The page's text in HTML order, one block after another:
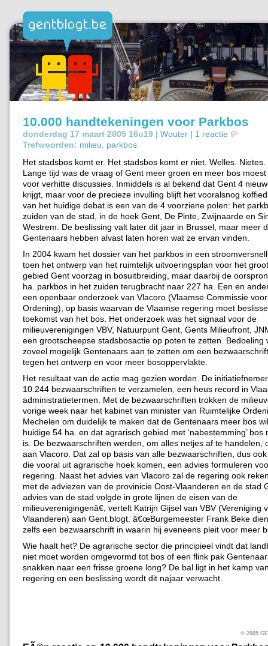
10.000 handtekeningen voor Parkbos
donderdag 17 maart 2005 16u19 | Wouter | 1 reactie
Trefwoorden: milieu parkbos
Het stadsbos komt er. Het stadsbos komt er niet. Welles.
Lange tijd was de vraag of Gent meer groen en meer bos
voor verhitte discussies. Inmiddels is al bekend dat Gent 4
krijgt, maar voor de precieze invulling blijft het vooralsnog
van het huidige debat is een van de 4 voorziene polen: het
zuiden van de stad, in de hoek Gent, De Pinte, Zwijnaarde en
Westrem. De beslissing valt later dit jaar in Brussel, maar meer
Gentenaars hebben alvast laten horen wat ze ervan vinden.
In 2004 kwam het dossier van het parkbos in een
toen het ontwerp van het ruimtelijk uitvoeringsplan voor het
gebied Gent voorzag in bosuitbreiding, maar daarbij de
ha. parkbos in het zuiden terugbracht naar 227 ha. Een en
een openbaar onderzoek van Vlacoro (Vlaamse Commissie
Ordening), op basis waarvan de Vlaamse regering moet
toekomst van het bos. Het onderzoek was het signaal voor de
milieuverenigingen VBV, Natuurpunt Gent, Gents Milieufront,
een grootscheepse stadsbosactie op poten te zetten. Bedoeling
zoveel mogelijk Gentenaars aan te zetten om een
tegen het ontwerp en voor meer bosoppervlakte.
Het resultaat van de actie mag gezien worden. De
10.244 bezwaarschriften te verzamelen, een heus record in
administratietermen. Met de bezwaarschriften trokken de
vorige week naar het kabinet van minister van Ruimtelijke
Mechelen om duidelijk te maken dat de Gentenaars meer bos
huidige 54 ha. en dat agrarisch gebied met ‘nabestemming’ bos
is. De bezwaarschriften werden, om alles netjes af te handelen,
aan Vlacoro. Dat zal op basis van alle bezwaarschriften, dus
die vooral uit agrarische hoek komen, een advies formuleren
regering. Naast het advies van Vlacoro zal de regering ook
met de adviezen van de provinicie Oost-Vlaanderen en de stad
advies van de stad volgde in grote lijnen de eisen van de
milieuverenigingenâ€, vertelt Katrijn Gijsel van VBV (Vereniging
Vlaanderen) aan Gent.blogt. â€œBurgemeester Frank Beke
zelfs een bezwaarschrift in waarin hij eveneens pleit voor meer
Wie haalt het? De agrarische sector die principieel vindt dat
niet moet worden omgevormd tot bos of een flink pak
snakken naar een frisse groene long? De bal ligt in het kamp
regering en een beslissing wordt dit najaar verwacht.
© 2005